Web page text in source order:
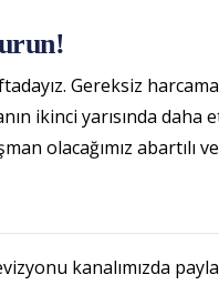
Gereksiz
ikinci yarısında daha
olacağımız abartılı
kanalımızda